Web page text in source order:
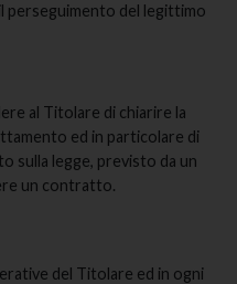
perseguimento del legittimo
al Titolare di chiarire la
ed in particolare di
sulla legge, previsto da un
un contratto.
del Titolare ed in ogni